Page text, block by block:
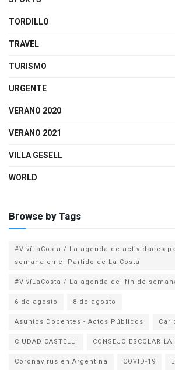
TORDILLO
TRAVEL
TURISMO
URGENTE
VERANO 2020
VERANO 2021
VILLA GESELL
WORLD
Browse by Tags
#VivíLaCosta / La agenda de actividades
semana en el Partido de La Costa
#VivíLaCosta / La agenda del fin de
6 de agosto
8 de agosto
Asuntos Docentes - Actos Públicos
CIUDAD CASTELLI
CONSEJO ESCOLAR LA
Coronavirus en Argentina
COVID-19